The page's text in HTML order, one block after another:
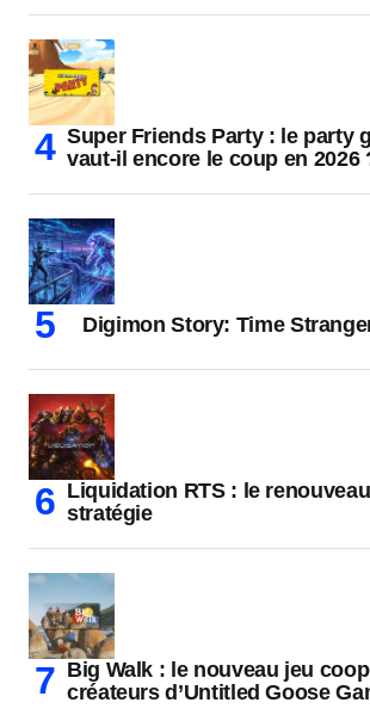
Super Friends Party : le party
vaut-il encore le coup en 2026
Digimon Story: Time
Liquidation RTS : le
stratégie
Big Walk : le nouveau jeu
créateurs d’Untitled Goose